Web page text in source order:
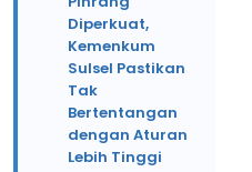
Diperkuat,
Kemenkum
Sulsel Pastikan
Tak
Bertentangan
dengan Aturan
Lebih Tinggi